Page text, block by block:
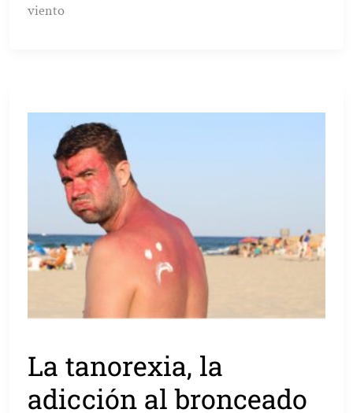
viento
La tanorexia, la
adicción al bronceado